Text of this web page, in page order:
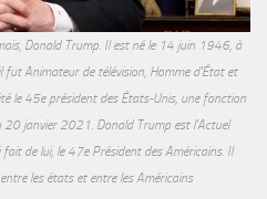
Donald Trump. Il est né le 14 juin 1946, à
Animateur de télévision, Homme d'État et
le 45e président des États-Unis, une fonction
janvier 2021. Donald Trump est l'Actuel
de lui, le 47e Président des Américains. Il
les états et entre les Américains